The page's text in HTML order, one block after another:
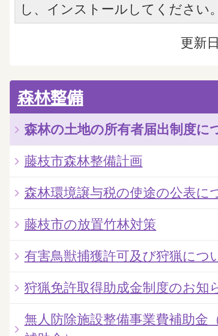
し、インストールしてください
更新
森林整備
森林の土地の所有者届出制度に
藤枝市森林整備計画
森林環境譲与税の使途の公表に
藤枝市の放置竹林対策
有害鳥獣捕獲許可及び狩猟につ
狩猟免許取得助成金制度のお知
無人防除施設整備事業費補助金